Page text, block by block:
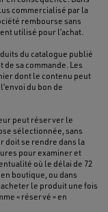
commercialisé par la
rembourse sans
utilisé pour l’achat.
du catalogue publié
sa commande. Les
dont le contenu peut
du bon de
peut réserver le
sélectionnée, sans
doit se rendre dans la
pour examiner et
où le délai de 72
boutique, ou dans
le produit une fois
« réservé » en